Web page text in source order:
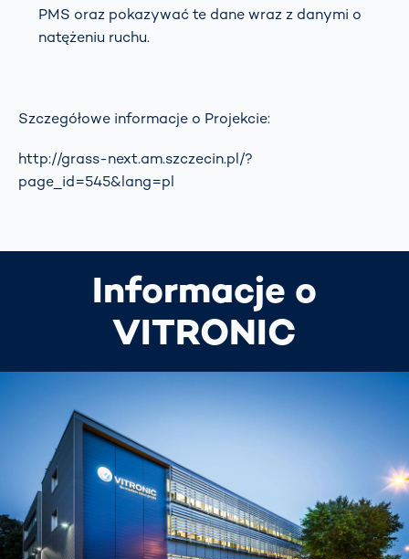
PMS oraz pokazywać te dane wraz z danymi o
natężeniu ruchu.
Szczegółowe informacje o Projekcie:
http://grass-next.am.szczecin.pl/?
page_id=545&lang=pl
Informacje o
VITRONIC